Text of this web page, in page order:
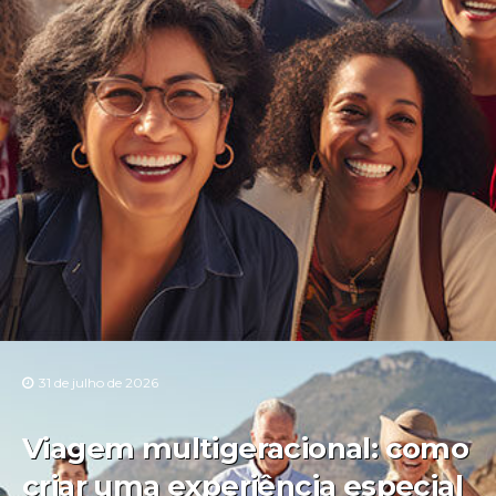
31 de julho de 2026
Viagem multigeracional: como
criar uma experiência especial